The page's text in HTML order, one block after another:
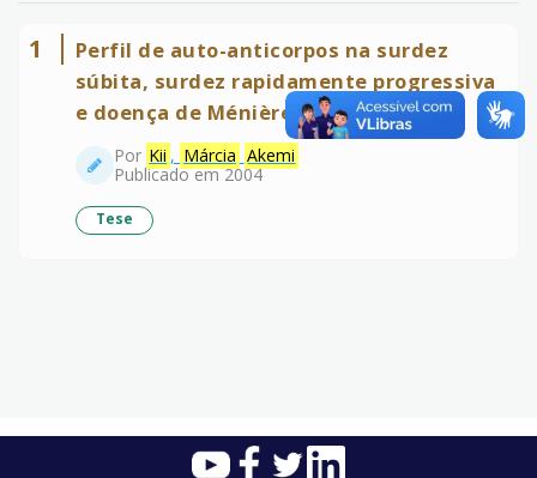
1
Perfil de auto-anticorpos na surdez
súbita, surdez rapidamente progressiva
e doença de Ménière
Por Kii , Márcia Akemi
Publicado em 2004
Tese